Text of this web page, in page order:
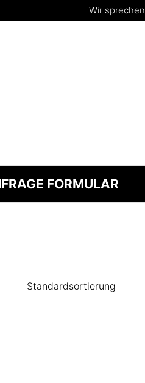
Wir sprechen
FORMULAR